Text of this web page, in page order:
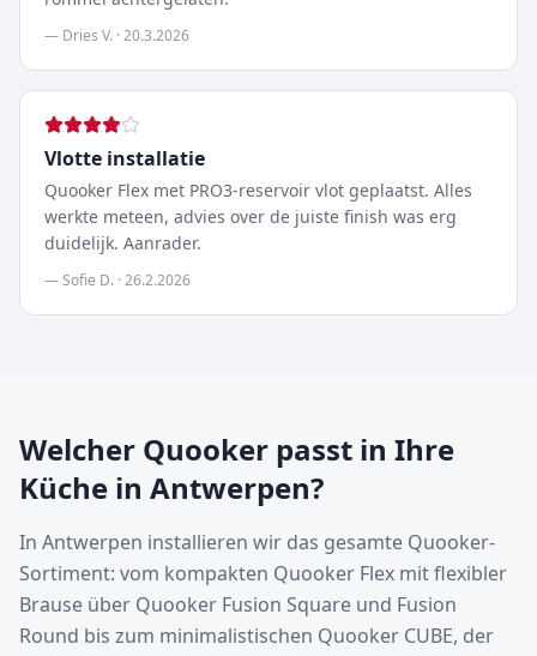
— Dries V. ·20.3.2026
Vlotte installatie
Quooker Flex met PRO3-reservoir vlot geplaatst. Alles
werkte meteen, advies over de juiste finish was erg
duidelijk. Aanrader.
—Sofie D. ·26.2.2026
Welcher Quooker passt in Ihre
Küche in Antwerpen?
In Antwerpen installieren wir das gesamte Quooker-
Sortiment: vom kompakten Quooker Flex mit flexibler
Brause über Quooker Fusion Square und Fusion
Round bis zum minimalistischen Quooker CUBE, der